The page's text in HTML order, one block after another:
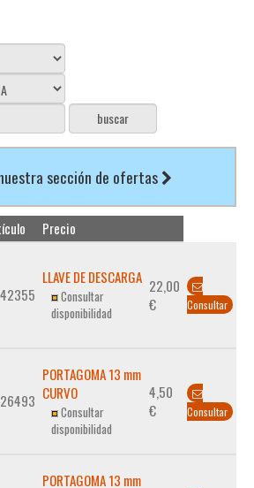
sección de ofertas
Precio
LLAVE DE DESCARGA
Consultar
disponibilidad
22,00
€
Consultar
PORTAGOMA 13 mm
CURVO
Consultar
disponibilidad
4,50
€
Consultar
PORTAGOMA 13 mm